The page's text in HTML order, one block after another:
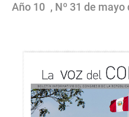
Año 10 , Nº 31 de mayo